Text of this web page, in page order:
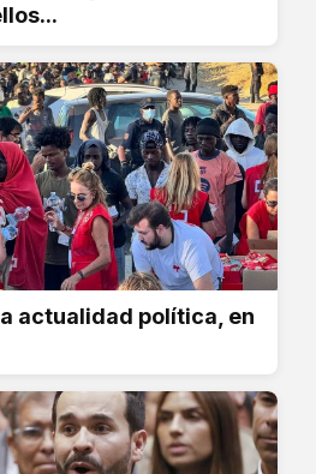
actualidad política, en